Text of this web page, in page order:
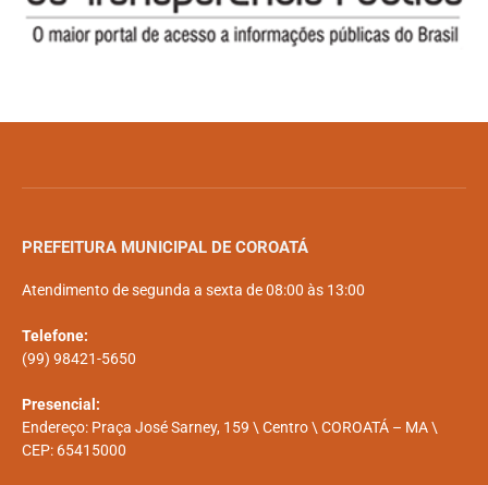
PREFEITURA MUNICIPAL DE COROATÁ
Atendimento de segunda a sexta de 08:00 às 13:00
Telefone:
(99) 98421-5650
Presencial:
Endereço: Praça José Sarney, 159 \ Centro \ COROATÁ – MA \
CEP: 65415000